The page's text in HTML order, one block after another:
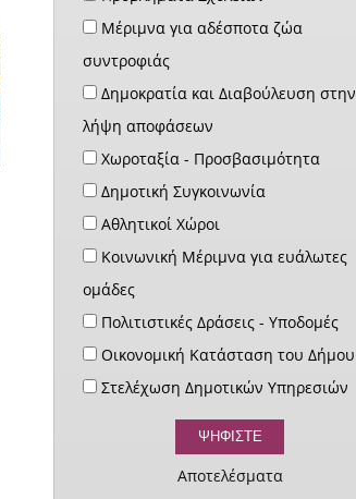
Μέριμνα για αδέσποτα ζώα
συντροφιάς
Δημοκρατία και Διαβούλευση στην
λήψη αποφάσεων
Χωροταξία - Προσβασιμότητα
Δημοτική Συγκοινωνία
Αθλητικοί Χώροι
Κοινωνική Μέριμνα για ευάλωτες
ομάδες
Πολιτιστικές Δράσεις - Υποδομές
Οικονομική Κατάσταση του Δήμου
Στελέχωση Δημοτικών Υπηρεσιών
Αποτελέσματα